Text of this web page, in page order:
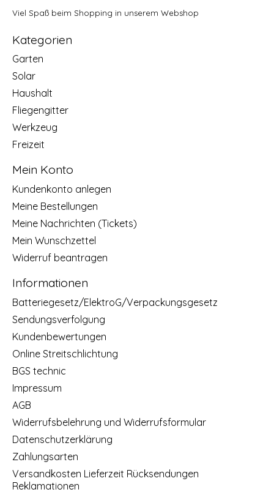
Viel Spaß beim Shopping in unserem Webshop
Kategorien
Garten
Solar
Haushalt
Fliegengitter
Werkzeug
Freizeit
Mein Konto
Kundenkonto anlegen
Meine Bestellungen
Meine Nachrichten (Tickets)
Mein Wunschzettel
Widerruf beantragen
Informationen
Batteriegesetz/ElektroG/Verpackungsgesetz
Sendungsverfolgung
Kundenbewertungen
Online Streitschlichtung
BGS technic
Impressum
AGB
Widerrufsbelehrung und Widerrufsformular
Datenschutzerklärung
Zahlungsarten
Versandkosten Lieferzeit Rücksendungen
Reklamationen